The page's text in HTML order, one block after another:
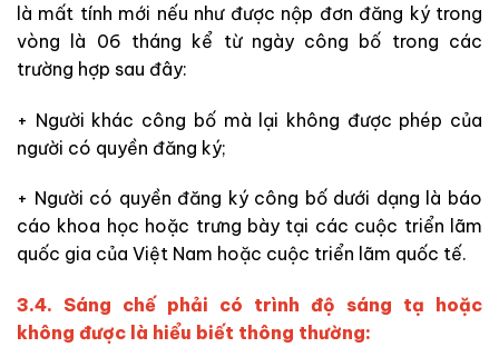
là mất tính mới nếu như được nộp đơn đăng ký trong
vòng là 06 tháng kể từ ngày công bố trong các
trường hợp sau đây:
+ Người khác công bố mà lại không được phép của
người có quyền đăng ký;
+ Người có quyền đăng ký công bố dưới dạng là báo
cáo khoa học hoặc trưng bày tại các cuộc triển lãm
quốc gia của Việt Nam hoặc cuộc triển lãm quốc tế.
3.4. Sáng chế phải có trình độ sáng tạ hoặc
không được là hiểu biết thông thường: